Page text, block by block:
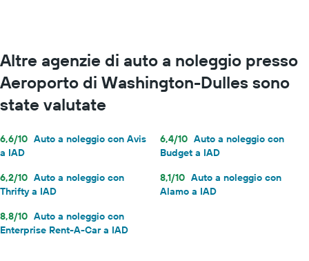
Altre agenzie di auto a noleggio presso
Aeroporto di Washington-Dulles sono
state valutate
6,6/10 Auto a noleggio con Avis
a IAD
6,4/10 Auto a noleggio con
Budget a IAD
6,2/10 Auto a noleggio con
Thrifty a IAD
8,1/10 Auto a noleggio con
Alamo a IAD
8,8/10 Auto a noleggio con
Enterprise Rent-A-Car a IAD